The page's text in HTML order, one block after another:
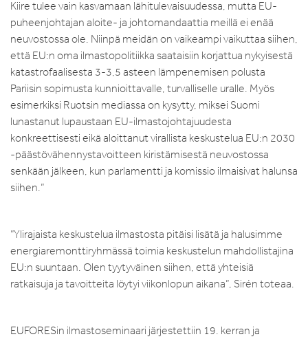
Kiire tulee vain kasvamaan lähitulevaisuudessa, mutta EU-
puheenjohtajan aloite- ja johtomandaattia meillä ei enää
neuvostossa ole. Niinpä meidän on vaikeampi vaikuttaa siihen,
että EU:n oma ilmastopolitiikka saataisiin korjattua nykyisestä
katastrofaalisesta 3-3,5 asteen lämpenemisen polusta
Pariisin sopimusta kunnioittavalle, turvalliselle uralle. Myös
esimerkiksi Ruotsin mediassa on kysytty, miksei Suomi
lunastanut lupaustaan EU-ilmastojohtajuudesta
konkreettisesti eikä aloittanut virallista keskustelua EU:n 2030
-päästövähennystavoitteen kiristämisestä neuvostossa
senkään jälkeen, kun parlamentti ja komissio ilmaisivat halunsa
siihen.”
”Ylirajaista keskustelua ilmastosta pitäisi lisätä ja halusimme
energiaremonttiryhmässä toimia keskustelun mahdollistajina
EU:n suuntaan. Olen tyytyväinen siihen, että yhteisiä
ratkaisuja ja tavoitteita löytyi viikonlopun aikana”, Sirén toteaa.
EUFORESin ilmastoseminaari järjestettiin 19. kerran ja